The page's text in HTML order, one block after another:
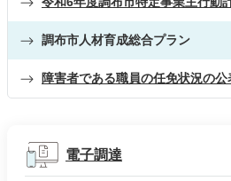
調布市人材育成総合プラン
障害者である職員の任免状況の公
電子調達